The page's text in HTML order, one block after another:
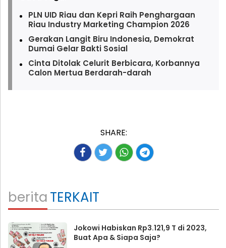
PLN UID Riau dan Kepri Raih Penghargaan
Riau Industry Marketing Champion 2026
Gerakan Langit Biru Indonesia, Demokrat
Dumai Gelar Bakti Sosial
Cinta Ditolak Celurit Berbicara, Korbannya
Calon Mertua Berdarah-darah
SHARE:
beritaTERKAIT
Jokowi Habiskan Rp3.121,9 T di 2023,
Buat Apa & Siapa Saja?